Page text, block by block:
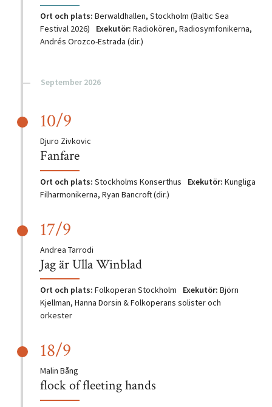
Ort och plats: Berwaldhallen, Stockholm (Baltic Sea
Festival 2026)
Exekutör: Radiokören, Radiosymfonikerna,
Andrés Orozco-Estrada (dir.)
September 2026
10/9
Tonsättare:
Djuro Zivkovic
Fanfare
Ort och plats: Stockholms Konserthus Exekutör: Kungliga
Filharmonikerna, Ryan Bancroft (dir.)
17/9
Tonsättare:
Andrea Tarrodi
Jag är Ulla Winblad
Ort och plats: Folkoperan Stockholm Exekutör: Björn
Kjellman, Hanna Dorsin & Folkoperans solister och
orkester
18/9
Tonsättare:
Malin Bång
flock of fleeting hands